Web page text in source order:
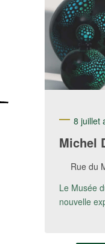
8 juillet
Michel
Rue du
Le Musée
nouvelle
créations